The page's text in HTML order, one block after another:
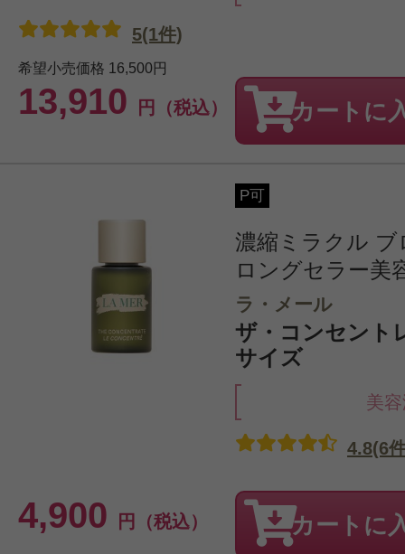
希望小売価格 16,500円
13,910 円（税込）
5(1件)
カートに
P可
濃縮ミラクル
ロングセラー美
ラ・メール
ザ・コンセント
サイズ
美
4,900 円（税込）
4.8(6
カートに